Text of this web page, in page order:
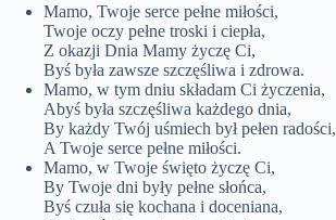
Mamo, Twoje serce pełne miłości,
Twoje oczy pełne troski i ciepła,
Z okazji Dnia Mamy życzę Ci,
Byś była zawsze szczęśliwa i zdrowa.
Mamo, w tym dniu składam Ci życzenia,
Abyś była szczęśliwa każdego dnia,
By każdy Twój uśmiech był pełen radości,
A Twoje serce pełne miłości.
Mamo, w Twoje święto życzę Ci,
By Twoje dni były pełne słońca,
Byś czuła się kochana i doceniana,